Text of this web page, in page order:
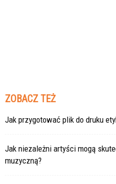
ZOBACZ TEŻ
Jak przygotować plik do druku
Jak niezależni artyści mogą
muzyczną?